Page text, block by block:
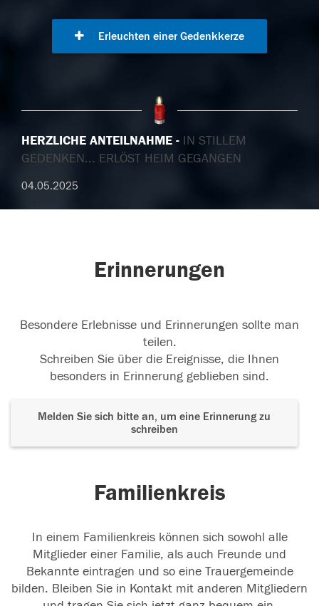
Erleuchten einer Gedenkkerze
HERZLICHE ANTEILNAHME
IN STILLEM
GEDENKEN... ERLÖST HEIM GEGANGEN
04.05.2025
Erinnerungen
Besondere Erlebnisse und Erinnerungen sollte man
teilen.
Schreiben Sie über die Ereignisse, die Ihnen
besonders in Erinnerung geblieben sind.
Melden Sie sich bitte an, um eine Erinnerung zu
schreiben
Familienkreis
In einem Familienkreis können sich sowohl alle
Mitglieder einer Familie, als auch Freunde und
Bekannte eintragen und so eine Trauergemeinde
bilden. Bleiben Sie in Kontakt mit anderen Mitgliedern